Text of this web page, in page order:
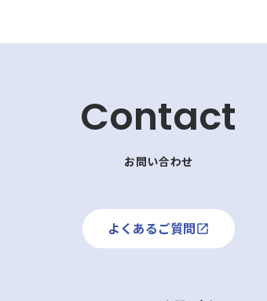
Contact
お問い合わせ
よくあるご質問